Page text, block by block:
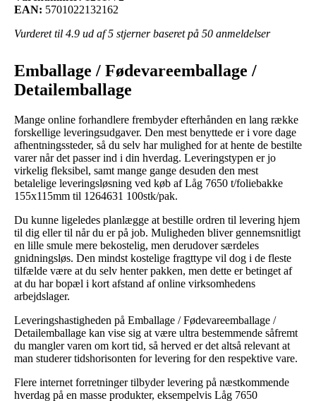
EAN: 5701022132162
Vurderet til 4.9 ud af 5 stjerner baseret på 50 anmeldelser
Emballage / Fødevareemballage /
Detailemballage
Mange online forhandlere frembyder efterhånden en lang række
forskellige leveringsudgaver. Den mest benyttede er i vore dage
afhentningssteder, så du selv har mulighed for at hente de bestilte
varer når det passer ind i din hverdag. Leveringstypen er jo
virkelig fleksibel, samt mange gange desuden den mest
betalelige leveringsløsning ved køb af Låg 7650 t/foliebakke
155x115mm til 1264631 100stk/pak.
Du kunne ligeledes planlægge at bestille ordren til levering hjem
til dig eller til når du er på job. Muligheden bliver gennemsnitligt
en lille smule mere bekostelig, men derudover særdeles
gnidningsløs. Den mindst kostelige fragttype vil dog i de fleste
tilfælde være at du selv henter pakken, men dette er betinget af
at du har bopæl i kort afstand af online virksomhedens
arbejdslager.
Leveringshastigheden på Emballage / Fødevareemballage /
Detailemballage kan vise sig at være ultra bestemmende såfremt
du mangler varen om kort tid, så herved er det altså relevant at
man studerer tidshorisonten for levering for den respektive vare.
Flere internet forretninger tilbyder levering på næstkommende
hverdag på en masse produkter, eksempelvis Låg 7650